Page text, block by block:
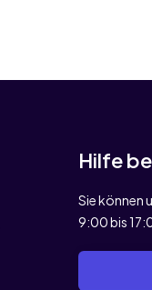
Hilfe
Sie können
9:00 bis